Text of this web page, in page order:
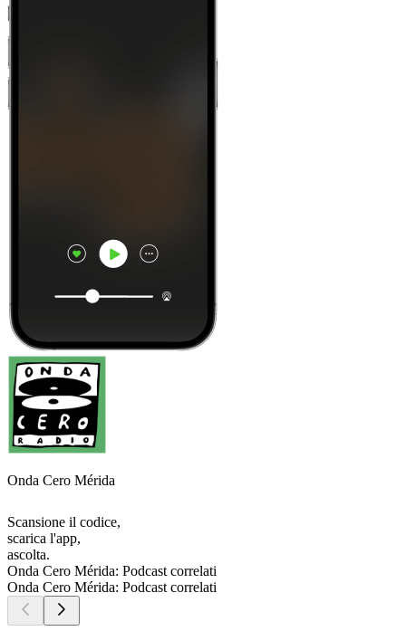
Onda Cero Mérida
Scansione il codice,
scarica l'app,
ascolta.
Onda Cero Mérida: Podcast correlati
Onda Cero Mérida: Podcast correlati